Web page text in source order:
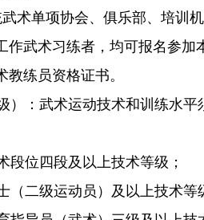
术单项协会、俱乐部、培训
作武术习练者， 均可报名参加
练员资格证书。
）：武术运动技术和训练水
段位四段及以上技术等级；
（二级运动员）及以上技术等